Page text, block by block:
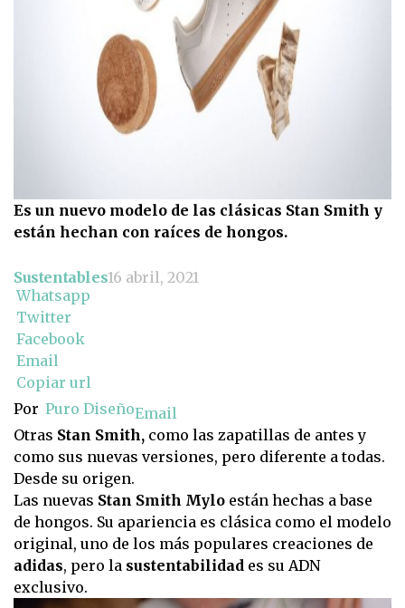
Es un nuevo modelo de las clásicas Stan Smith y
están hechan con raíces de hongos.
Sustentables16 abril, 2021
Whatsapp
Twitter
Facebook
Email
Copiar url
Por Puro DiseñoEmail
Otras Stan Smith, como las zapatillas de antes y
como sus nuevas versiones, pero diferente a todas.
Desde su origen.
Las nuevas Stan Smith Mylo están hechas a base
de hongos. Su apariencia es clásica como el modelo
original, uno de los más populares creaciones de
adidas, pero la sustentabilidad es su ADN
exclusivo.